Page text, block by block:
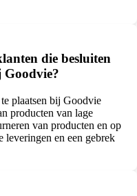
die besluiten
Goodvie?
plaatsen bij Goodvie
producten van lage
van producten en op
leveringen en een gebrek